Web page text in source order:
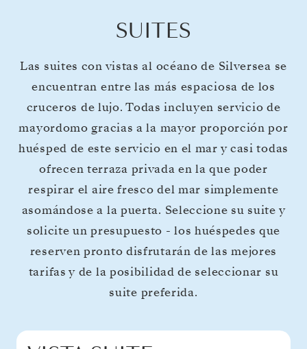
SUITES
Las suites con vistas al océano de Silversea se
encuentran entre las más espaciosa de los
cruceros de lujo. Todas incluyen servicio de
mayordomo gracias a la mayor proporción por
huésped de este servicio en el mar y casi todas
ofrecen terraza privada en la que poder
respirar el aire fresco del mar simplemente
asomándose a la puerta. Seleccione su suite y
solicite un presupuesto - los huéspedes que
reserven pronto disfrutarán de las mejores
tarifas y de la posibilidad de seleccionar su
suite preferida.